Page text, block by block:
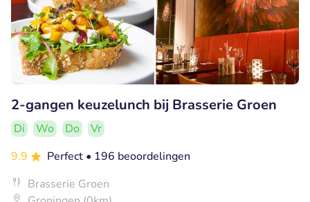
2-gangen keuzelunch bij Brasserie Groen
Di Wo Do
Vr
9.9
Perfect • 196 beoordelingen
Brasserie Groen